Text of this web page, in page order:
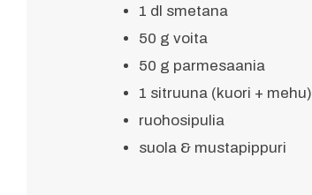
1 dl smetana
50 g voita
50 g parmesaania
1 sitruuna (kuori + mehu)
ruohosipulia
suola & mustapippuri